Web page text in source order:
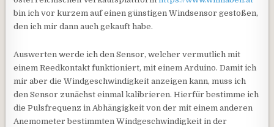
bin ich vor kurzem auf einen günstigen Windsensor gestoßen,
den ich mir dann auch gekauft habe.
Auswerten werde ich den Sensor, welcher vermutlich mit
einem Reedkontakt funktioniert, mit einem Arduino. Damit ich
mir aber die Windgeschwindigkeit anzeigen kann, muss ich
den Sensor zunächst einmal kalibrieren. Hierfür bestimme ich
die Pulsfrequenz in Abhängigkeit von der mit einem anderen
Anemometer bestimmten Windgeschwindigkeit in der